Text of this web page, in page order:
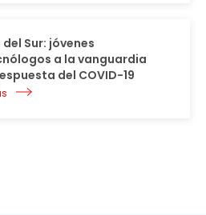
del Sur: jóvenes
a la vanguardia
del COVID-19